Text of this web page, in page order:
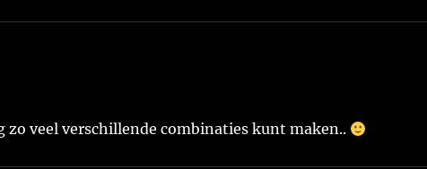
zo veel verschillende combinaties kunt maken..